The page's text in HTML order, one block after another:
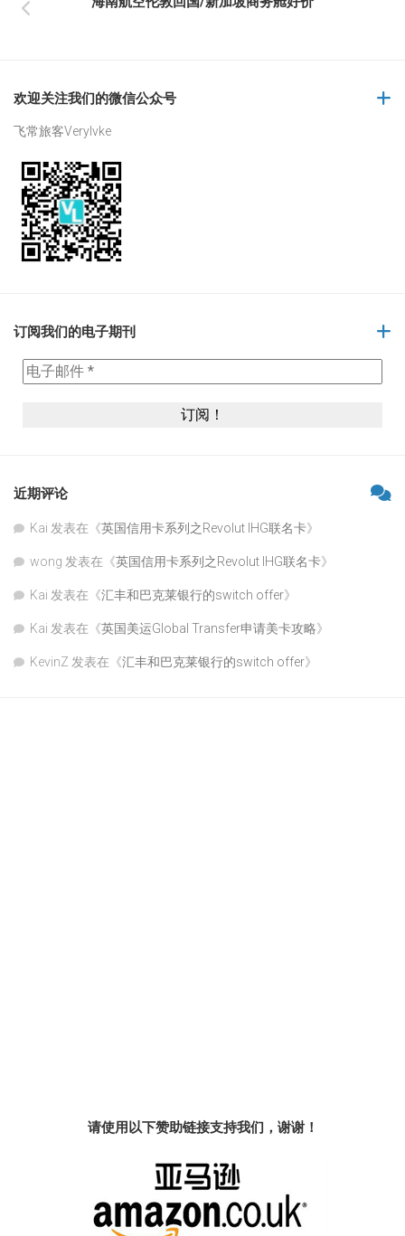
欢迎关注我们的微信公众号
飞常旅客Verylvke
订阅我们的电子期刊
近期评论
Kai 发表在《英国信用卡系列之Revolut IHG联名卡》
wong 发表在《英国信用卡系列之Revolut IHG联名卡》
Kai 发表在《汇丰和巴克莱银行的switch offer》
Kai 发表在《英国美运Global Transfer申请美卡攻略》
KevinZ 发表在《汇丰和巴克莱银行的switch offer》
请使用以下赞助链接支持我们，谢谢！